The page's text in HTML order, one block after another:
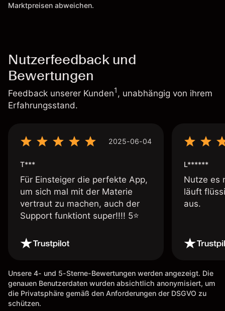
Marktpreisen abweichen.
Nutzerfeedback und
Bewertungen
Feedback unserer Kunden1, unabhängig von ihrem
Erfahrungsstand.
2025-06-04
T***
Für Einsteiger die perfekte App,
um sich mal mit der Materie
vertraut zu machen, auch der
Support funktiont super!!!! 5⭐️
L******
Nutze es
läuft
aus.
Unsere 4- und 5-Sterne-Bewertungen werden angezeigt. Die
genauen Benutzerdaten wurden absichtlich anonymisiert, um
die Privatsphäre gemäß den Anforderungen der DSGVO zu
schützen.